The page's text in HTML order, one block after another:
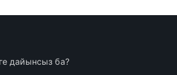
дайынсыз ба?